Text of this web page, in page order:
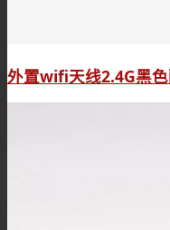
外置wifi天线2.4G黑